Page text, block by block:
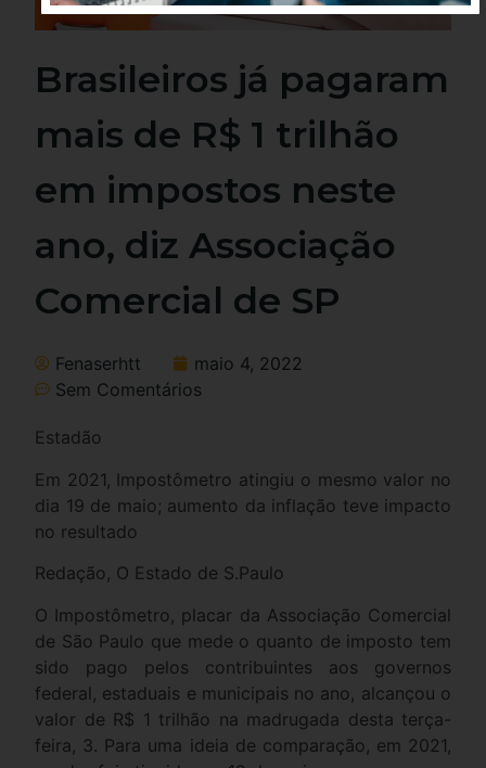
Brasileiros já pagaram
mais de R$ 1 trilhão
em impostos neste
ano, diz Associação
Comercial de SP
Fenaserhtt
maio 4, 2022
Sem Comentários
Estadão
Em 2021, Impostômetro atingiu o mesmo valor no
dia 19 de maio; aumento da inflação teve impacto
no resultado
Redação, O Estado de S.Paulo
O Impostômetro, placar da Associação Comercial
de São Paulo que mede o quanto de imposto tem
sido pago pelos contribuintes aos governos
federal, estaduais e municipais no ano, alcançou o
valor de R$ 1 trilhão na madrugada desta terça-
feira, 3. Para uma ideia de comparação, em 2021,